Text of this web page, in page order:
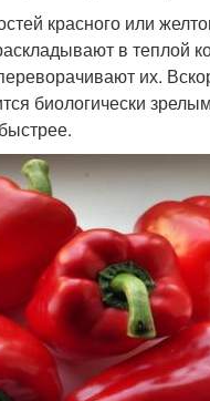
красного или
в теплой
их.
биологически